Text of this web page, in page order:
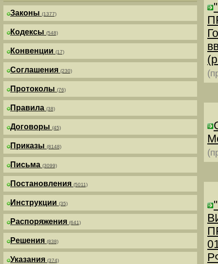
Законы (1377)
Кодексы (548)
Конвенции (17)
Соглашения (230)
Протоколы (76)
Правила (38)
Договоры (45)
Приказы (8148)
Письма (3099)
Постановления (5011)
Инструкции (35)
Распоряжения (641)
Решения (838)
Указания (374)